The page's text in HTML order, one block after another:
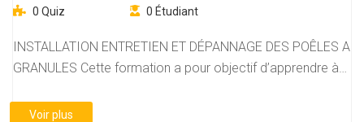
0 Quiz 0 Étudiant
INSTALLATION ENTRETIEN ET DÉPANNAGE DES POÊLES A
GRANULES Cette formation a pour objectif d’apprendre à…
Voir plus